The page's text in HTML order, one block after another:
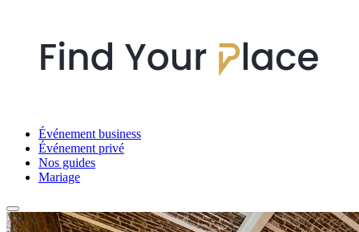
Événement business
Événement privé
Nos guides
Mariage